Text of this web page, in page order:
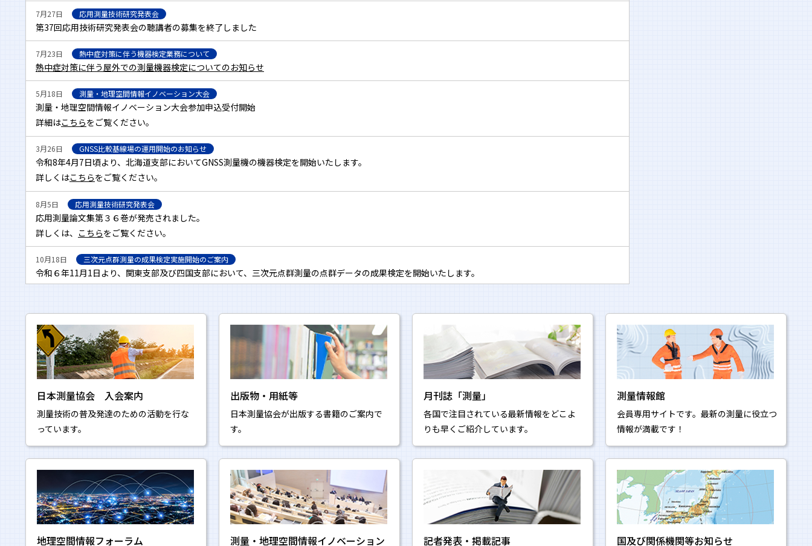
※電話番号等変更ありません
メールアドレスの統合（移行）について
公益社団法人日本測量協会では 2024年10 月1日より主として測量技術センター及び各支部で利用するメールア ドレスのドメイン名「geo.or.jp」を
「jsurvey.jp」に変更します。
なお、2025年3月31 日までは、「geo.or.jp」での メールをお受けできますが、ご登録されている場合は、変更等のご対応をよろしくお願いいたします。
お手数をおかけしますが、ご理解・協力のほどよろしくお願い申し上げます。
2024年01月12日
令和６年能登半島地震災害に係る復旧・復興事業に対する支援について
公益社団法人日本測量協会では、これから本格化する復旧・復興事業に対し、測量関連７団体で構成します
被災地の復旧・復興を支援して参ります。
※詳細はこちらをご確認ください。
※令和6年1月から10月末までの対応状況は
2024年01月05日
令和6年能登半島地震により被災されたみなさまへ
このたびの能登地方を震源とする大規模地震により犠牲となられた方々に心よりお悔み申し上げるとともに、被災された皆様ならびにそのご家族、関係
者の皆様に対してお見舞い申し上げます。
7月27日 応用測量技術研究発表会
第37回応用技術研究発表会の聴講者の募集を終了しました
7月23日 熱中症対策に伴う機器検定業務について
熱中症対策に伴う屋外での測量機器検定についてのお知らせ
5月18日 測量・地理空間情報イノベーション大会
測量・地理空間情報イノベーション大会参加申込受付開始
詳細はこちらをご覧ください。
3月26日 GNSS比較基線場の運用開始のお知らせ
令和8年4月7日頃より、北海道支部においてGNSS測量機の機器検定を開始いたします。
詳しくはこちらをご覧ください。
8月5日 応用測量技術研究発表会
応用測量論文集第３６巻が発売されました。
詳しくは、 こちらをご覧ください。
10月18日 三次元点群測量の成果検定実施開始のご案内
令和６年11月1日より、関東支部及び四国支部において、三次元点群測量の点群データの成果検定を開始いたします。
詳しくはこちらをご覧ください。
9月2日 アナログ無線を利用したRTK方式の検定の中止
令和6年12月1日以降、GNSS受信機のアナログ無線通信を利用したRTK方式の検定を中止いたします。
詳しくはこちらをご覧ください。
日本測量協会 入会案内
測量技術の普及発達のための活動を行な
っています。
出版物・用紙等
日本測量協会が出版する書籍のご案内で
す。
月刊誌「測量」
各国で注目されている最新情報をどこよ
りも早くご紹介しています。
測量情報館
会員専用サイトです。最新の測量に役立つ
情報が満載です！
地理空間情報フォーラム
測量・地理空間情報イノベーション
記者発表・掲載記事 国及び関係機関等お知らせ